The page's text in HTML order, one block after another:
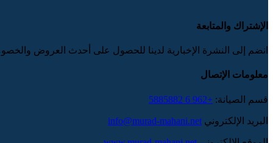
الإشتراك والمتابعة
انضم إلى النشرة الإخبارية لدينا للحصول على أحدث العروض
معلومات الإتصال
قسم الصيانة: +962 6 5885882
البريد الإلكتروني info@murad-mahani.net